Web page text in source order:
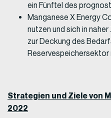
ein Fünftel des
Manganese X Energy
nutzen und sich in
zur Deckung des
Reservespeichersektor
Strategien und Ziele von
2022